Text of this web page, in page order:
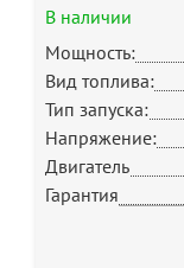
В наличии
Мощность:
Вид топлива:
Тип запуска:
Напряжение:
Двигатель
Гарантия